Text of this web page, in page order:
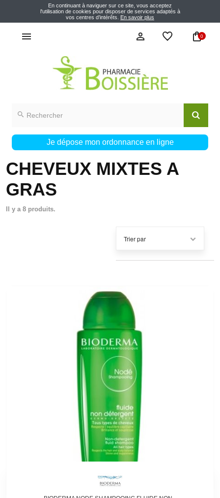
En continuant à naviguer sur ce site, vous acceptez
l'utilisation de cookies pour disposer de services adaptés à
vos centres d’intérêts. En savoir plus
0
Je dépose mon ordonnance en ligne
CHEVEUX MIXTES A
GRAS
Il y a 8 produits.